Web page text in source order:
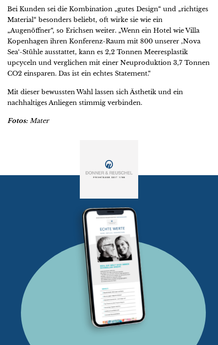
Bei Kunden sei die Kombination „gutes Design“ und „richtiges
Material“ besonders beliebt, oft wirke sie wie ein
„Augenöffner“, so Erichsen weiter. „Wenn ein Hotel wie Villa
Kopenhagen ihren Konferenz-Raum mit 800 unserer ‚Nova
Sea‘-Stühle ausstattet, kann es 2,2 Tonnen Meeresplastik
upcyceln und verglichen mit einer Neuproduktion 3,7 Tonnen
CO2 einsparen. Das ist ein echtes Statement.“
Mit dieser bewussten Wahl lassen sich Ästhetik und ein
nachhaltiges Anliegen stimmig verbinden.
Fotos: Mater